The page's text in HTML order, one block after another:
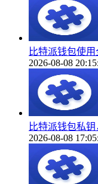
比特派钱包使
2026-08-08
比特派钱包私
2026-08-08